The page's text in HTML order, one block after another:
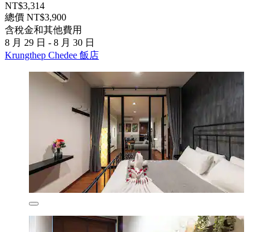
NT$3,314
總價 NT$3,900
含稅金和其他費用
8 月 29 日 - 8 月 30 日
Krungthep Chedee 飯店